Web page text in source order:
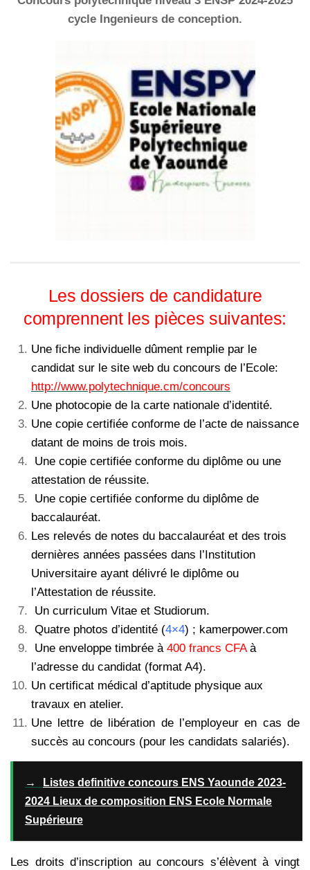
cycle Ingenieurs de conception.
Les dossiers de candidature
comprennent les pièces suivantes:
Une fiche individuelle dûment remplie par le
candidat sur le site web du concours de l’Ecole:
http://www.polytechnique.cm/concours
Une photocopie de la carte nationale d’identité.
Une copie certifiée conforme de l’acte de naissance
datant de moins de trois mois.
Une copie certifiée conforme du diplôme ou une
attestation de réussite.
Une copie certifiée conforme du diplôme de
baccalauréat.
Les relevés de notes du baccalauréat et des trois
dernières années passées dans l’Institution
Universitaire ayant délivré le diplôme ou
l’Attestation de réussite.
Un curriculum Vitae et Studiorum.
Quatre photos d’identité (4×4) ; kamerpower.com
Une enveloppe timbrée à 400 francs CFAà
l’adresse du candidat (format A4).
Un certificat médical d’aptitude physique aux
travaux en atelier.
Une lettre de libération de l’employeur en cas de
succès au concours (pour les candidats salariés).
→
Listes definitive concours ENS Yaounde 2023-
2024 Lieux de composition ENS Ecole Normale
Supérieure
Les droits d’inscription au concours s’élèvent à vingt